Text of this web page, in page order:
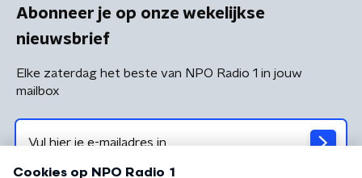
Abonneer je op onze wekelijkse
nieuwsbrief
Elke zaterdag het beste van NPO Radio 1 in jouw
mailbox